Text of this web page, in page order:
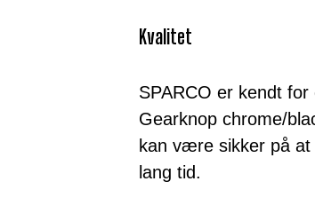
Kvalitet
SPARCO er kendt
Gearknop chrome/
kan være sikker på
lang tid.